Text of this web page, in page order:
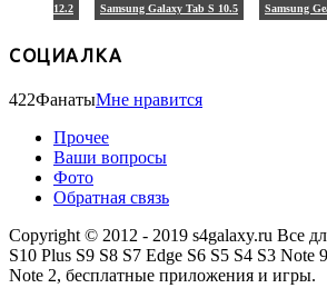
12.2 Samsung Galaxy Tab S 10.5 Samsung
СОЦИАЛКА
422ФанатыМне нравится
Прочее
Ваши вопросы
Фото
Обратная связь
Copyright © 2012 - 2019 s4galaxy.ru Все
S10 Plus S9 S8 S7 Edge S6 S5 S4 S3 Note
Note 2, бесплатные приложения и игры.